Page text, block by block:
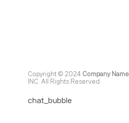
Copyright © 2024 Company Name
INC. All Rights Reserved.
chat_bubble